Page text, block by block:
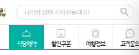
식당예약 할인쿠폰 여행정보 고객문